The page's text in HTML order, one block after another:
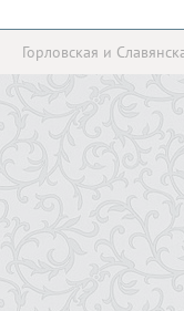
Горловская и